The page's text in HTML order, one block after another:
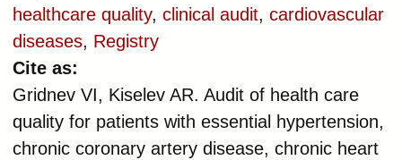
healthcare quality, clinical audit, cardiovascular
diseases, Registry
Cite as:
Gridnev VI, Kiselev AR. Audit of health care
quality for patients with essential hypertension,
chronic coronary artery disease, chronic heart